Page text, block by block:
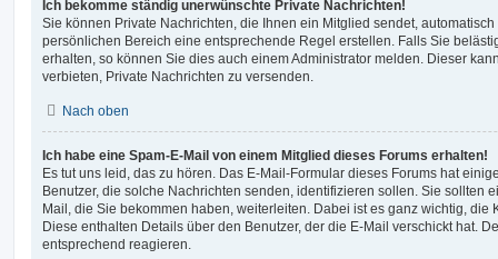
Ich bekomme ständig unerwünschte Private Nachrichten!
Sie können Private Nachrichten, die Ihnen ein Mitglied sendet,
persönlichen Bereich eine entsprechende Regel erstellen. Falls Sie
erhalten, so können Sie dies auch einem Administrator melden. Dieser
verbieten, Private Nachrichten zu versenden.
Nach oben
Ich habe eine Spam-E-Mail von einem Mitglied dieses Forums erhalten!
Es tut uns leid, das zu hören. Das E-Mail-Formular dieses Forums hat
Benutzer, die solche Nachrichten senden, identifizieren sollen. Sie sollten
Mail, die Sie bekommen haben, weiterleiten. Dabei ist es ganz wichtig, die
Diese enthalten Details über den Benutzer, der die E-Mail verschickt hat.
entsprechend reagieren.